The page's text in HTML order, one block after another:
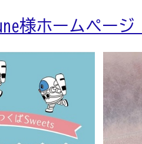
様ホームページ